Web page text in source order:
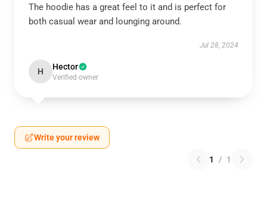
The hoodie has a great feel to it and is perfect for
both casual wear and lounging around.
Jul 28, 2024
H Hector
Verified owner
Write your review
1 / 1